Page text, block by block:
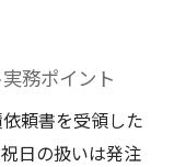
務ポイント
頼書を受領した
日の扱いは発注